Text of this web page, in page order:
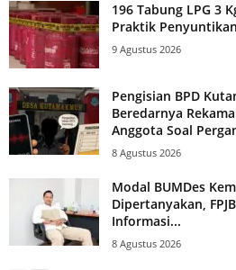
196 Tabung LPG 3
Praktik
9 Agustus 2026
Pengisian BPD
Beredarnya
Anggota Soal
8 Agustus 2026
Modal BUMDes
Dipertanyakan,
Informasi...
8 Agustus 2026